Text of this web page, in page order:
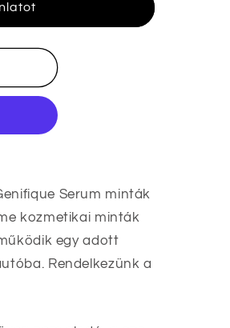
Serum minták
kozmetikai minták
egy adott
Rendelkezünk a